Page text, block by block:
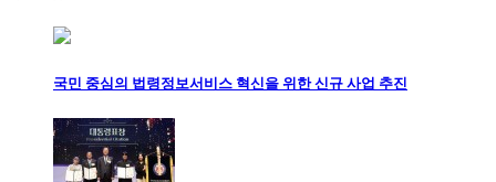
국민 중심의 법령정보서비스 혁신을 위한 신규 사업 추진